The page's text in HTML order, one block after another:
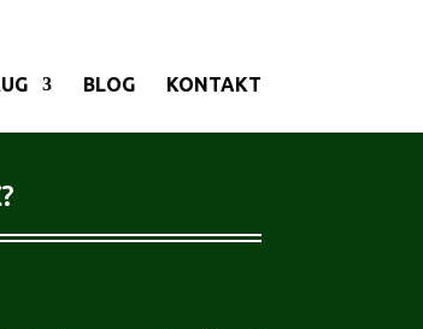
BLOG KONTAKT